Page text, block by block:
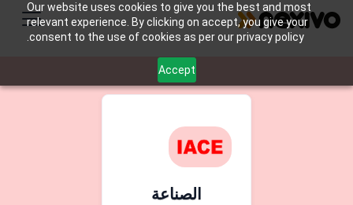
Our website uses cookies to give you the best and most
relevant experience. By clicking on accept, you give your
consent to the use of cookies as per our privacy policy.
Accept
الصناعة